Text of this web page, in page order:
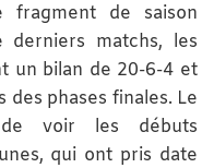
fragment de saison
derniers matchs, les
un bilan de 20-6-4 et
phases finales. Le
voir les débuts
qui ont pris date